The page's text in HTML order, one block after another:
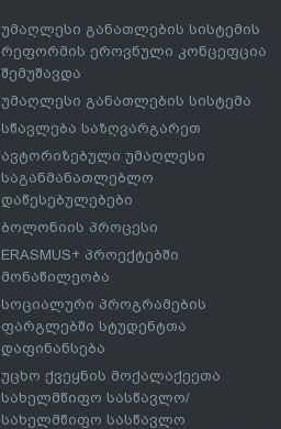
უმაღლესი განათლების სისტემის
რეფორმის ეროვნული კონცეფცია
შემუშავდა
უმაღლესი განათლების სისტემა
სწავლება საზღვარგარეთ
ავტორიზებული უმაღლესი
საგანმანათლებლო
დაწესებულებები
ბოლონიის პროცესი
ERASMUS+ პროექტებში
მონაწილეობა
სოციალური პროგრამების
ფარგლებში სტუდენტთა
დაფინანსება
უცხო ქვეყნის მოქალაქეეთა
სახელმწიფო სასწავლო/
სახელმწიფო სასწავლო